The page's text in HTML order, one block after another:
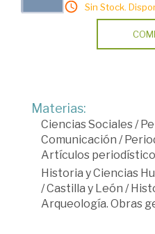
Sin Stock.
Materias:
Ciencias Sociales /
Comunicación /
Artículos
Historia y Ciencias
/Castilla y León /
Arqueología. Obras